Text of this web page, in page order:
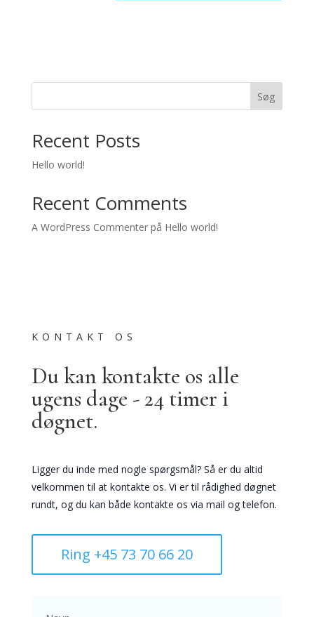
Søg
Recent Posts
Hello world!
Recent Comments
A WordPress Commenterpå Hello world!
KONTAKT OS
Du kan kontakte os alle
ugens dage - 24 timer i
døgnet.
Ligger du inde med nogle spørgsmål? Så er du altid
velkommen til at kontakte os. Vi er til rådighed døgnet
rundt, og du kan både kontakte os via mail og telefon.
Ring +45 73 70 66 20